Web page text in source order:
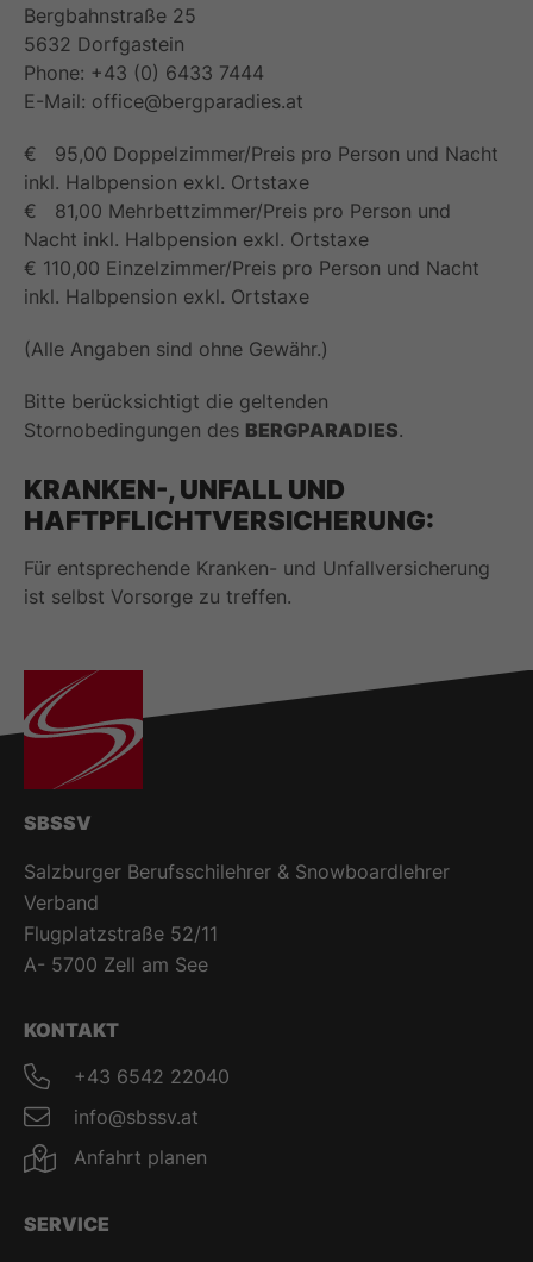
Bergbahnstraße 25
5632 Dorfgastein
Phone: +43 (0) 6433 7444
E-Mail: office@bergparadies.at
€ 95,00 Doppelzimmer/Preis pro Person und Nacht
inkl. Halbpension exkl. Ortstaxe
€ 81,00 Mehrbettzimmer/Preis pro Person und
Nacht inkl. Halbpension exkl. Ortstaxe
€ 110,00 Einzelzimmer/Preis pro Person und Nacht
inkl. Halbpension exkl. Ortstaxe
(Alle Angaben sind ohne Gewähr.)
Bitte berücksichtigt die geltenden
Stornobedingungen des BERGPARADIES.
KRANKEN-, UNFALL UND
HAFTPFLICHTVERSICHERUNG:
Für entsprechende Kranken- und Unfallversicherung
ist selbst Vorsorge zu treffen.
SBSSV
Salzburger Berufsschilehrer & Snowboardlehrer
Verband
Flugplatzstraße 52/11
A- 5700 Zell am See
KONTAKT
+43 6542 22040
info@sbssv.at
Anfahrt planen
SERVICE